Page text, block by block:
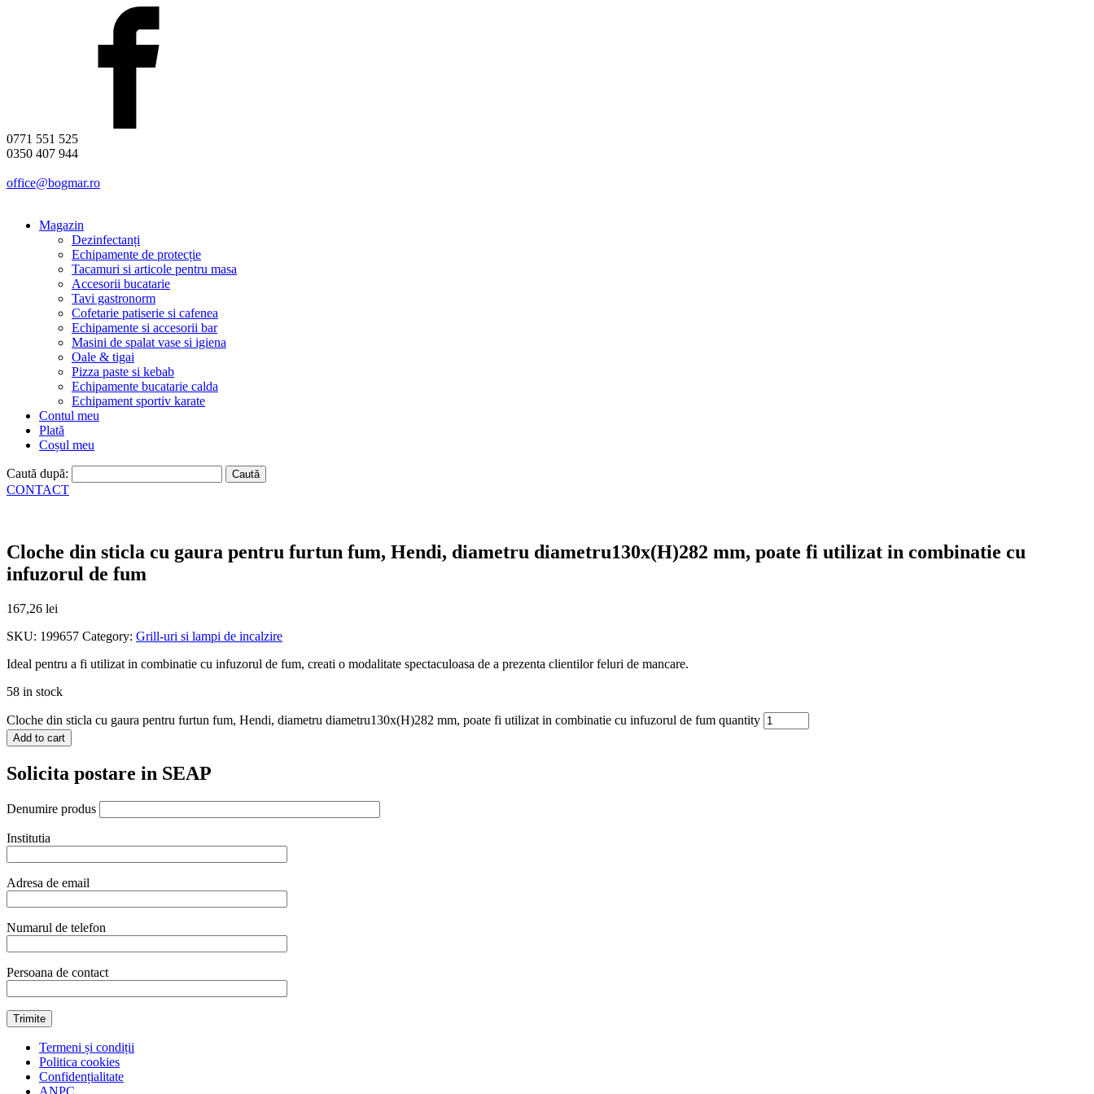
0771 551 525
0350 407 944
office@bogmar.ro
Magazin
Dezinfectanți
Echipamente de protecție
Tacamuri si articole pentru masa
Accesorii bucatarie
Tavi gastronorm
Cofetarie patiserie si cafenea
Echipamente si accesorii bar
Masini de spalat vase si igiena
Oale & tigai
Pizza paste si kebab
Echipamente bucatarie calda
Echipament sportiv karate
Contul meu
Plată
Coșul meu
Caută după:
CONTACT
Cloche din sticla cu gaura pentru furtun fum, Hendi, diametru diametru130x(H)282 mm, poate fi utilizat in combinatie cu
infuzorul de fum
167,26 lei
SKU: 199657 Category: Grill-uri si lampi de incalzire
Ideal pentru a fi utilizat in combinatie cu infuzorul de fum, creati o modalitate spectaculoasa de a prezenta clientilor feluri de mancare.
58 in stock
Cloche din sticla cu gaura pentru furtun fum, Hendi, diametru diametru130x(H)282 mm, poate fi utilizat in combinatie cu infuzorul de fum quantity
Add to cart
Solicita postare in SEAP
Denumire produs
Institutia
Adresa de email
Numarul de telefon
Persoana de contact
Termeni și condiții
Politica cookies
Confidențialitate
ANPC